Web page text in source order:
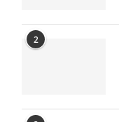
2